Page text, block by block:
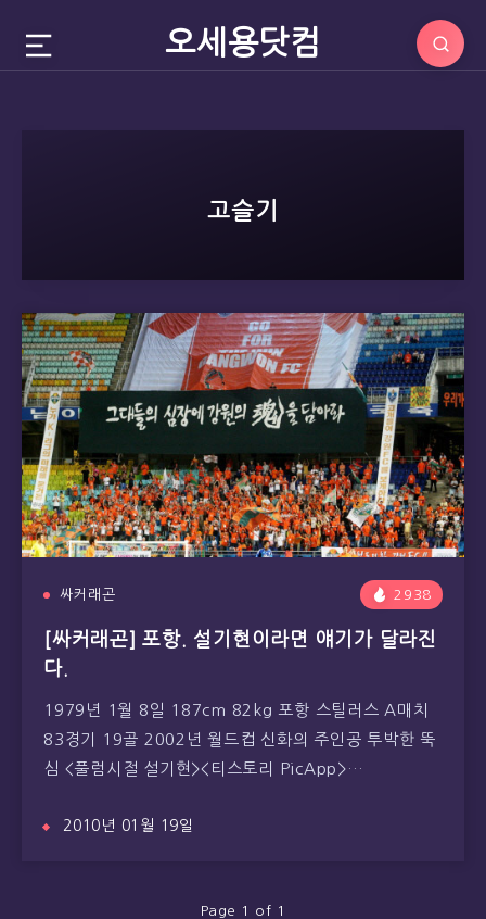
오세용닷컴
고슬기
싸커래곤 2938
[싸커래곤] 포항. 설기현이라면 얘기가 달라진
다.
1979년 1월 8일 187cm 82kg 포항 스틸러스 A매치
83경기 19골 2002년 월드컵 신화의 주인공 투박한 뚝
심 <풀럼시절 설기현><티스토리 PicApp>…
2010년 01월 19일
Page 1 of 1